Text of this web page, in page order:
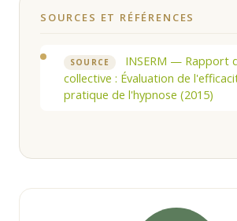
SOURCES ET RÉFÉRENCES
SOURCE
INSERM — Rapport
collective : Évaluation de
pratique de l'hypnose (2015)